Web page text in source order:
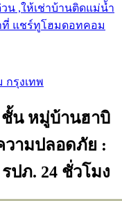
น ,ให้เช่าบ้านติดแม่น้ำ
ที่ แชร์ทูโฮมดอทคอม
กรุงเทพ
ชั้น หมู่บ้านฮาบิ
วามปลอดภัย :
ปภ. 24 ชั่วโมง